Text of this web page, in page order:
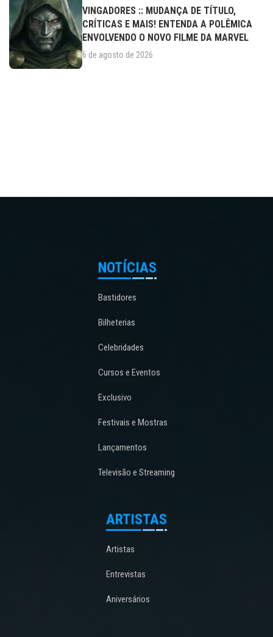
VINGADORES :: MUDANÇA DE TÍTULO,
CRÍTICAS E MAIS! ENTENDA A POLÊMICA
ENVOLVENDO O NOVO FILME DA MARVEL
6 de agosto de 2026
NOTÍCIAS
Bastidores
Bilheterias
Celebridades
Cursos e Eventos
Exclusivo
Festivais e Mostras
Lançamentos
Televisão e Streaming
ARTISTAS
Artistas
Entrevistas
Aniversários